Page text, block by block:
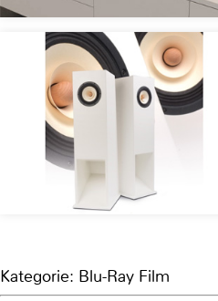
Kategorie: Blu-Ray Film